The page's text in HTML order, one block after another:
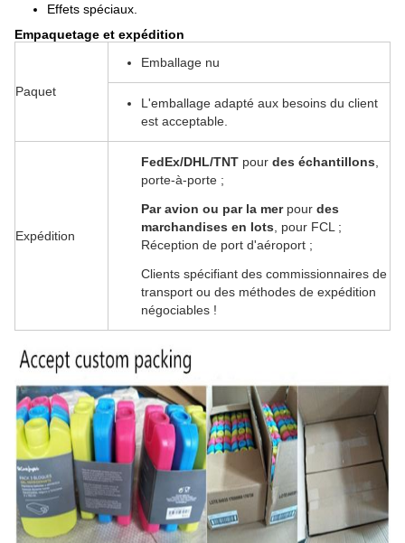
Effets spéciaux.
Empaquetage et expédition
Paquet
Emballage nu
L'emballage adapté aux besoins du client
est acceptable.
Expédition
FedEx/DHL/TNT pour des échantillons
porte-à-porte ;
Par avion ou par la merpour des
marchandises en lots , pour FCL ;
Réception de port d'aéroport ;
Clients spécifiant des commissionnaires de
transport ou des méthodes de expédition
négociables !